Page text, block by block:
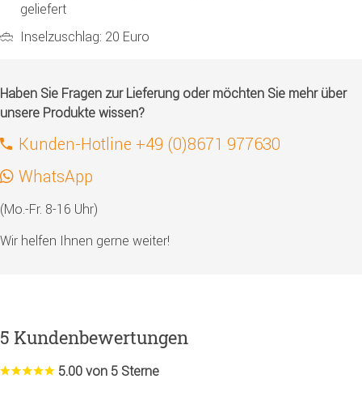
geliefert
Inselzuschlag: 20 Euro
Haben Sie Fragen zur Lieferung oder möchten Sie mehr über
unsere Produkte wissen?
Kunden-Hotline +49 (0)8671 977630
WhatsApp
(Mo.-Fr. 8-16 Uhr)
Wir helfen Ihnen gerne weiter!
5 Kundenbewertungen
5.00 von 5 Sterne